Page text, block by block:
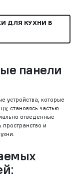
ДЛЯ КУХНИ В
панели
устройства, которые
становясь частью
отведенные
пространство и